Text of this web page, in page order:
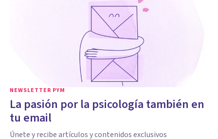
NEWSLETTER PYM
La pasión por la psicología también en
tu email
Únete y recibe artículos y contenidos exclusivos